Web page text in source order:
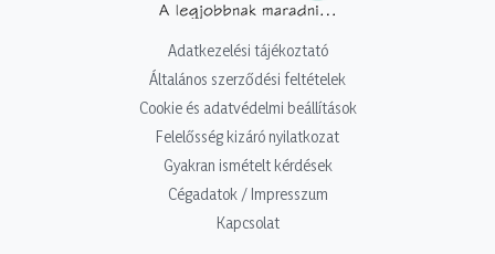
Adatkezelési tájékoztató
Általános szerződési feltételek
Cookie és adatvédelmi beállítások
Felelősség kizáró nyilatkozat
Gyakran ismételt kérdések
Cégadatok / Impresszum
Kapcsolat